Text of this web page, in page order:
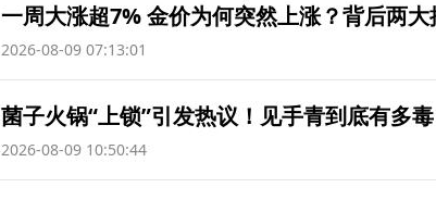
一周大涨超7% 金价为何突然上涨？背后两
2026-08-09 07:13:01
菌子火锅“上锁”引发热议！见手青到底有多
2026-08-09 10:50:44